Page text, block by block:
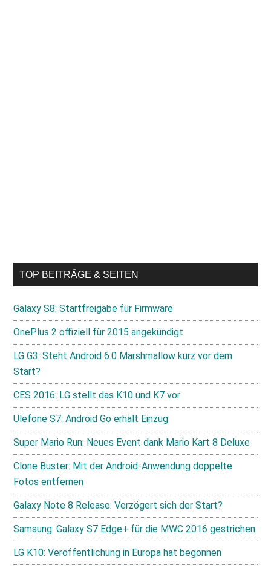
TOP BEITRÄGE & SEITEN
Galaxy S8: Startfreigabe für Firmware
OnePlus 2 offiziell für 2015 angekündigt
LG G3: Steht Android 6.0 Marshmallow kurz vor dem
Start?
CES 2016: LG stellt das K10 und K7 vor
Ulefone S7: Android Go erhält Einzug
Super Mario Run: Neues Event dank Mario Kart 8 Deluxe
Clone Buster: Mit der Android-Anwendung doppelte
Fotos entfernen
Galaxy Note 8 Release: Verzögert sich der Start?
Samsung: Galaxy S7 Edge+ für die MWC 2016 gestrichen
LG K10: Veröffentlichung in Europa hat begonnen